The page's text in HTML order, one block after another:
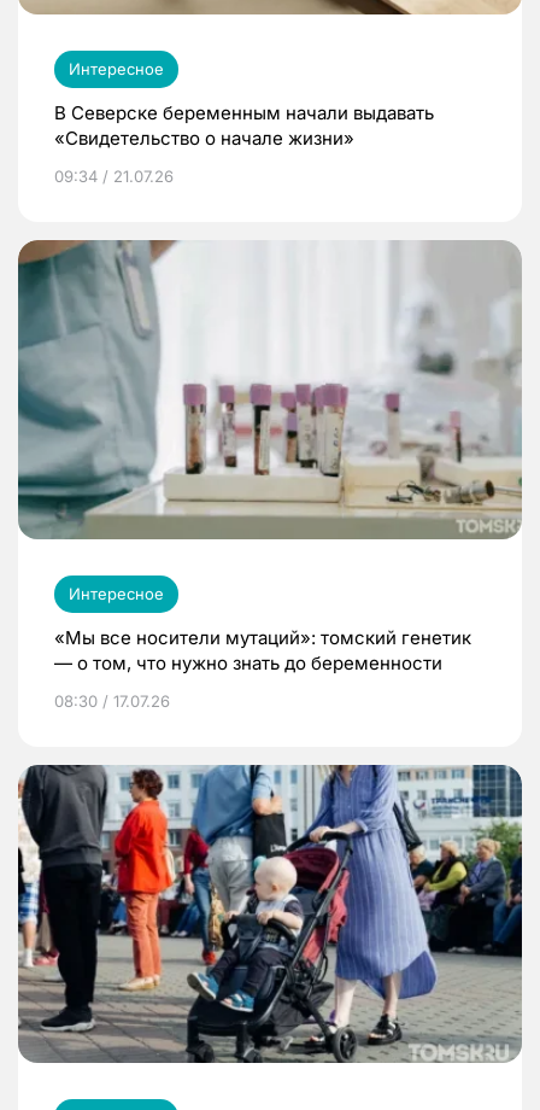
Интересное
В Северске беременным начали выдавать
«Свидетельство о начале жизни»
09:34 / 21.07.26
Интересное
«Мы все носители мутаций»: томский генетик
— о том, что нужно знать до беременности
08:30 / 17.07.26